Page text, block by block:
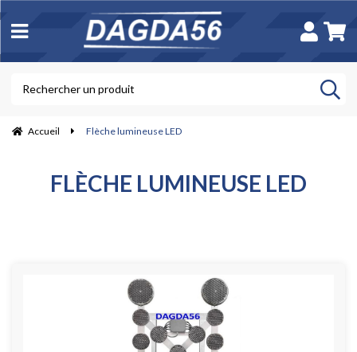
Accueil Flèche lumineuse LED
FLÈCHE LUMINEUSE LED